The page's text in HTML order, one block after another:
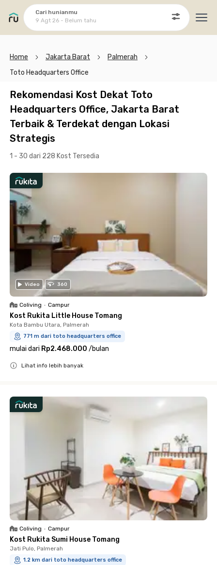
Cari hunianmu
9 Agt 26 - Belum tahu
Home Jakarta Barat
Palmerah
Toto Headquarters Office
Rekomendasi Kost Dekat Toto
Headquarters Office, Jakarta Barat
Terbaik & Terdekat dengan Lokasi
Strategis
1 - 30 dari 228 Kost Tersedia
Video 360
Coliving • Campur
Kost Rukita Little House Tomang
Kota Bambu Utara, Palmerah
771 m dari toto headquarters office
mulai dari Rp2.468.000 /bulan
Lihat info lebih banyak
Coliving • Campur
Kost Rukita Sumi House Tomang
Jati Pulo, Palmerah
1.2 km dari toto headquarters office